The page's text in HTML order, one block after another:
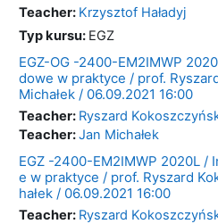
Teacher: Krzysztof Haładyj
Typ kursu: EGZ
EGZ-OG -2400-EM2IMWP
dowe w praktyce / prof.
Michałek / 06.09.2021 16:00
Teacher: Ryszard
Teacher:Jan Michałek
EGZ -2400-EM2IMWP 2020L
e w praktyce / prof. Ryszard
hałek / 06.09.2021 16:00
Teacher: Ryszard